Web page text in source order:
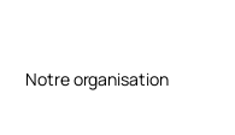
Notre organisation